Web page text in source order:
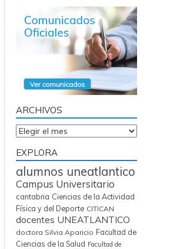
ARCHIVOS
Archivos
EXPLORA
alumnos uneatlantico
Campus Universitario
cantabria Ciencias de la Actividad
Física y del Deporte CITICAN
docentes UNEATLANTICO
doctora Silvia Aparicio Facultad de
Ciencias de la Salud Facultad de